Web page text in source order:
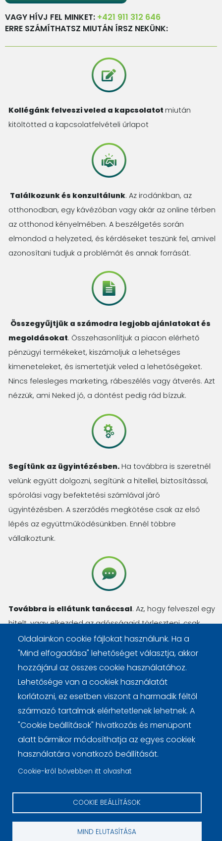
VAGY HÍVJ FEL MINKET: +421 911 312 646
ERRE SZÁMÍTHATSZ MIUTÁN ÍRSZ NEKÜNK:
Kollégánk felveszi veled a kapcsolatotmiután
kitöltötted a kapcsolatfelvételi űrlapot
Találkozunk és konzultálunk. Az irodánkban, az
otthonodban, egy kávézóban vagy akár az online térben
az otthonod kényelmében. A beszélgetés során
elmondod a helyzeted, és kérdéseket teszünk fel, amivel
azonosítani tudjuk a problémát és annak forrását.
Összegyűjtjük a számodra legjobb ajánlatokat és
megoldásokat. Összehasonlítjuk a piacon elérhető
pénzügyi termékeket, kiszámoljuk a lehetséges
kimeneteleket, és ismertetjük veled a lehetőségeket.
Nincs felesleges marketing, rábeszélés vagy átverés. Azt
nézzük, ami Neked jó, a döntést pedig rád bízzuk.
Segítünk az ügyintézésben. Ha továbbra is szeretnél
velünk együtt dolgozni, segítünk a hitellel, biztosítással,
spórolási vagy befektetési számlával járó
ügyintézésben. A szerződés megkötése csak az első
lépés az együttműködésünkben. Ennél többre
vállalkoztunk.
Továbbra is ellátunk tanáccsal. Az, hogy felveszel egy
hitelt, vagy elkezded az adósságaid törleszteni, csak
kezdőlépés. Számos kérdésed lesz még, amit
megválaszolunk, haladásod pedig nyomon követjük.
Oldalainkon cookie fájlokat használunk. Ha a
"Mind elfogadása" lehetőséget választja, akkor
hozzájárul az összes cookie használatához.
Lehetősége van a cookiek használatát
korlátozni, ez esetben viszont a harmadik féltől
származó tartalmak elérhetetlenek lehetnek. A
"Cookie beállítások" hivatkozás és menüpont
alatt bármikor módosíthatja az egyes cookiek
használatára vonatkozó beállítását.
Cookie-król bővebben itt olvashat
COOKIE BEÁLLÍTÁSOK
MIND ELUTASÍTÁSA
LáblécCookie beállítások Cookie kezelési tájékoztató
© 2026 pénzügy.sk
webdesign by